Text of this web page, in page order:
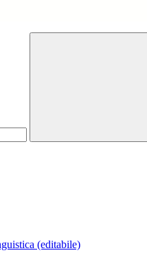
(editabile)